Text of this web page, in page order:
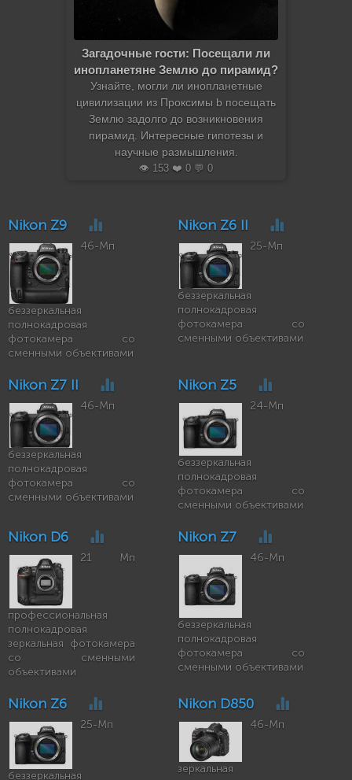
Загадочные гости: Посещали ли
инопланетяне Землю до пирамид?
Узнайте, могли ли инопланетные
цивилизации из Проксимы b посещать
Землю задолго до возникновения
пирамид. Интересные гипотезы и
научные размышления.
👁️ 153 ❤️ 0 💬 0
Nikon Z9
46-Мп
беззеркальная
полнокадровая
фотокамера со
сменными объективами
Nikon Z6 II
25-Мп
беззеркальная
полнокадровая
фотокамера со
сменными объективами
Nikon Z7 II
46-Мп
беззеркальная
полнокадровая
фотокамера со
сменными объективами
Nikon Z5
24-Мп
беззеркальная
полнокадровая
фотокамера со
сменными объективами
Nikon D6
21 Мп
профессиональная
полнокадровая
зеркальная фотокамера
со сменными
объективами
Nikon Z7
46-Мп
беззеркальная
полнокадровая
фотокамера со
сменными объективами
Nikon Z6
25-Мп
беззеркальная
Nikon D850
46-Мп
зеркальная